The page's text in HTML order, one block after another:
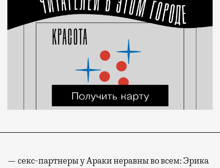
— секс-партнеры у Араки неравны во всем: Эрика